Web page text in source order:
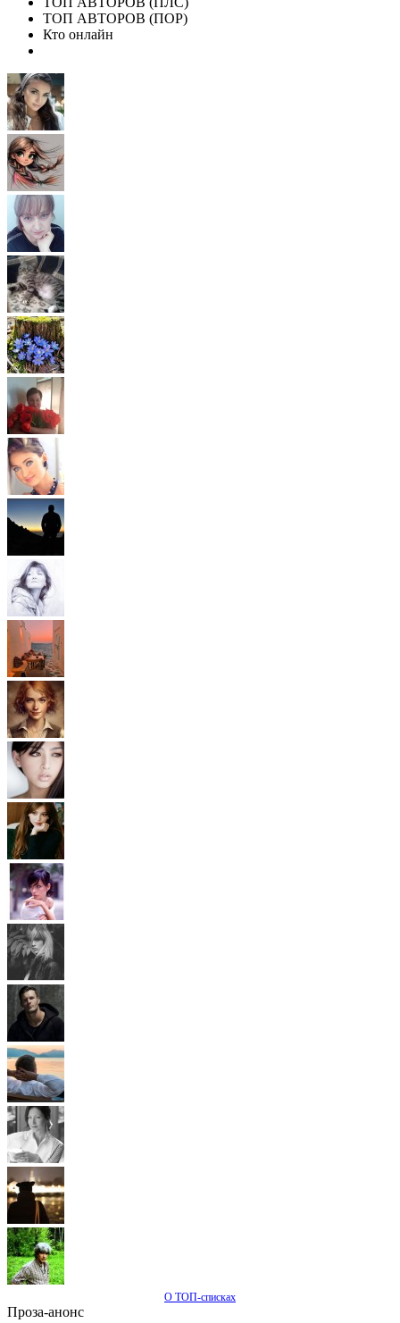
ТОП АВТОРОВ (ПОР)
Кто онлайн
О ТОП-списках
Проза-анонс